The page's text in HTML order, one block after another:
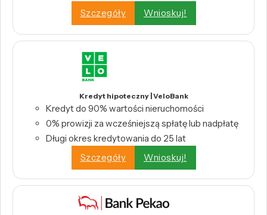
Szczegóły
Wnioskuj!
Kredyt hipoteczny | VeloBank
Kredyt do 90% wartości nieruchomości
0% prowizji za wcześniejszą spłatę lub nadpłatę
Długi okres kredytowania do 25 lat
Szczegóły
Wnioskuj!